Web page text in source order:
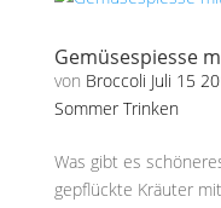
Gemüsespiesse
von Broccoli Juli 15
Sommer Trinken
Was gibt es
gepflückte Kräuter